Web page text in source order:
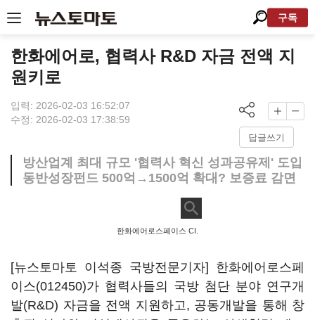
구독
한화에어로, 협력사 R&D 자금 전액 지
원키로
입력: 2026-02-03 16:52:07
수정: 2026-02-03 17:38:59
답글쓰기
방산업계 최대 규모 '협력사 혁신 성과공유제' 도입
동반성장펀드 500억→1500억 확대? 보증료 감면
한화에어로스페이스 CI.
[뉴스토마토 이석종 국방전문기자] 한화에어로스페
이스(012450)가 협력사들의 국방 첨단 분야 연구개
발(R&D) 자금을 전액 지원하고, 공동개발을 통해 창